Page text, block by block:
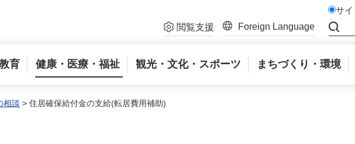
閲覧支援 Foreign Language
サイ
育 健康・医療・福祉 観光・文化・スポーツ まちづくり・環境
相談 > 住居確保給付金の支給(転居費用補助)